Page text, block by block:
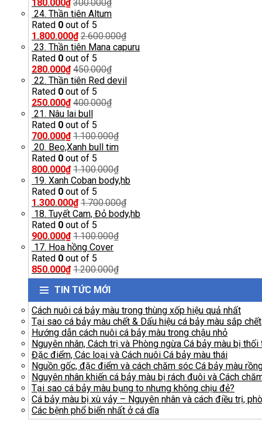
180.000₫ 300.000₫
24. Thần tiên Altum
Rated 0 out of 5
1.800.000₫ 2.600.000₫
23. Thần tiên Mana capuru
Rated 0 out of 5
280.000₫ 450.000₫
22. Thần tiên Red devil
Rated 0 out of 5
250.000₫ 400.000₫
21. Nâu lai bull
Rated 0 out of 5
700.000₫ 1.100.000₫
20. Beo,Xanh bull tim
Rated 0 out of 5
800.000₫ 1.100.000₫
19. Xanh Coban body,hb
Rated 0 out of 5
1.300.000₫ 1.700.000₫
18. Tuyết Cam, Đỏ body,hb
Rated 0 out of 5
900.000₫ 1.100.000₫
17. Hoa hồng Cover
Rated 0 out of 5
850.000₫ 1.200.000₫
TIN TỨC MỚI
Cách nuôi cá bảy màu trong thùng xốp hiệu quả nhất
Tại sao cá bảy màu chết & Dấu hiệu cá bảy màu sắp chết
Hướng dẫn cách nuôi cá bảy màu trong chậu nhỏ
Nguyên nhân, Cách trị và Phòng ngừa Cá bảy màu bị
Đặc điểm, Các loại và Cách nuôi Cá bảy màu thái
Nguồn gốc, đặc điểm và cách chăm sóc Cá bảy màu
Nguyên nhân khiến cá bảy màu bị rách đuôi và Cách
Tại sao cá bảy màu bụng to nhưng không chịu đẻ?
Cá bảy màu bị xù vảy – Nguyên nhân và cách điều trị,
Các bệnh phổ biến nhất ở cá dĩa